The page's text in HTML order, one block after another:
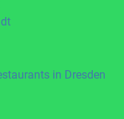
in Dresden